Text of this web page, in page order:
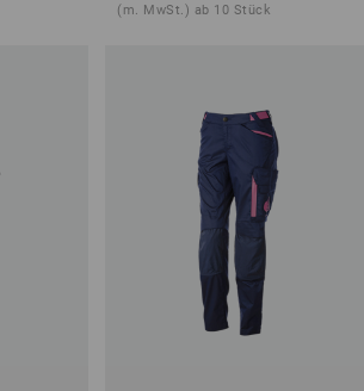
(m. MwSt.) ab 10 Stück